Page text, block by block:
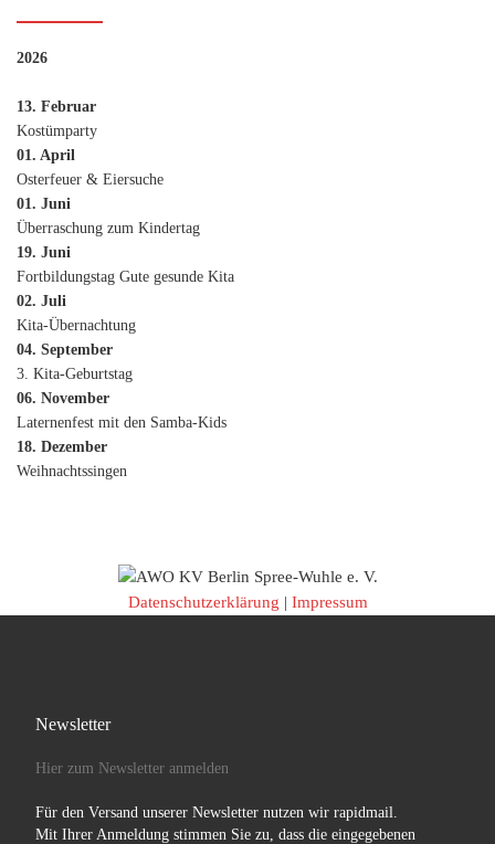
2026
13. Februar
Kostümparty
01. April
Osterfeuer & Eiersuche
01. Juni
Überraschung zum Kindertag
19. Juni
Fortbildungstag Gute gesunde Kita
02. Juli
Kita-Übernachtung
04. September
3. Kita-Geburtstag
06. November
Laternenfest mit den Samba-Kids
18. Dezember
Weihnachtssingen
Datenschutzerklärung | Impressum
Newsletter
Hier zum Newsletter anmelden
Für den Versand unserer Newsletter nutzen wir rapidmail.
Mit Ihrer Anmeldung stimmen Sie zu, dass die eingegebenen